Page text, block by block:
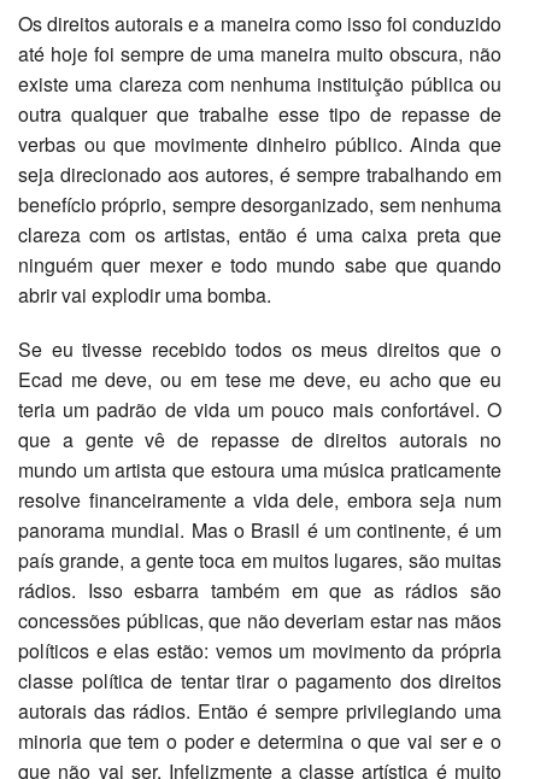
Os direitos autorais e a maneira como isso foi conduzido
até hoje foi sempre de uma maneira muito obscura, não
existe uma clareza com nenhuma instituição pública ou
outra qualquer que trabalhe esse tipo de repasse de
verbas ou que movimente dinheiro público. Ainda que
seja direcionado aos autores, é sempre trabalhando em
benefício próprio, sempre desorganizado, sem nenhuma
clareza com os artistas, então é uma caixa preta que
ninguém quer mexer e todo mundo sabe que quando
abrir vai explodir uma bomba.
Se eu tivesse recebido todos os meus direitos que o
Ecad me deve, ou em tese me deve, eu acho que eu
teria um padrão de vida um pouco mais confortável. O
que a gente vê de repasse de direitos autorais no
mundo um artista que estoura uma música praticamente
resolve financeiramente a vida dele, embora seja num
panorama mundial. Mas o Brasil é um continente, é um
país grande, a gente toca em muitos lugares, são muitas
rádios. Isso esbarra também em que as rádios são
concessões públicas, que não deveriam estar nas mãos
políticos e elas estão: vemos um movimento da própria
classe política de tentar tirar o pagamento dos direitos
autorais das rádios. Então é sempre privilegiando uma
minoria que tem o poder e determina o que vai ser e o
que não vai ser. Infelizmente a classe artística é muito